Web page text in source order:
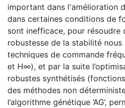
important dans l'amélioration
dans certaines conditions de
sont inefficace, pour résoudre
robustesse de la stabilité
techniques de commande
et H∞), et par la suite
robustes synthétisés
des méthodes non
l’algorithme génétique ‘AG’,